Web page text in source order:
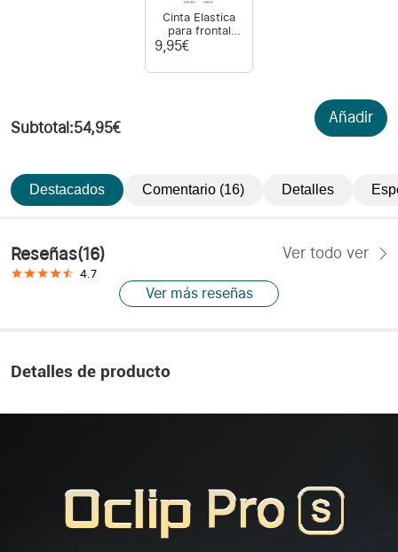
Cinta Elastica
para frontal
Oclip
9,95€
Subtotal:54,95€
Añadir
Destacados Comentario (16) Detalles
Reseñas(16) Ver todo ver
4.7
Ver más reseñas
Detalles de producto